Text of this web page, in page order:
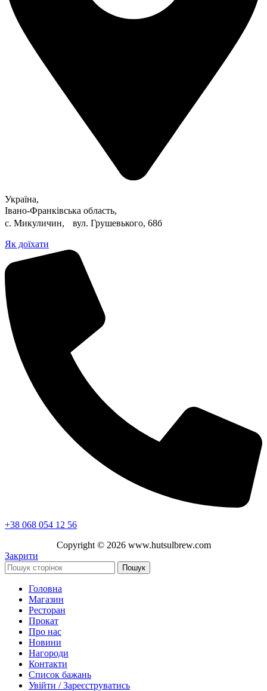
Україна,
Івано-Франківська область,
с. Микуличин, вул. Грушевького, 68б
Як доїхати
+38 068 054 12 56
Copyright © 2026www.hutsulbrew.com
Закрити
Пошук
Головна
Магазин
Ресторан
Прокат
Про нас
Новини
Нагороди
Контакти
Список бажань
Увійти / Зареєструватись